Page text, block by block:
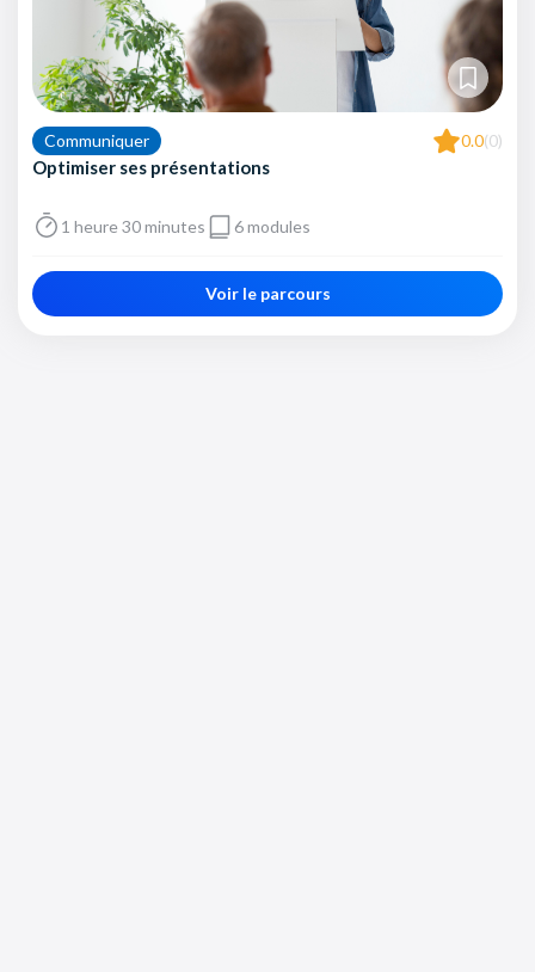
Communiquer 0.0(0)
Optimiser ses présentations
1 heure 30 minutes 6 modules
Voir le parcours